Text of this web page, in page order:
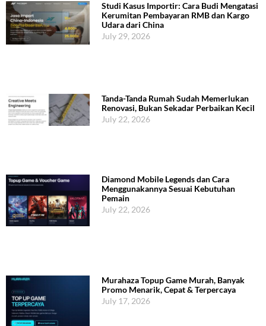
Studi Kasus Importir: Cara Budi Mengatasi
Kerumitan Pembayaran RMB dan Kargo
Udara dari China
July 29, 2026
Tanda-Tanda Rumah Sudah Memerlukan
Renovasi, Bukan Sekadar Perbaikan Kecil
July 22, 2026
Diamond Mobile Legends dan Cara
Menggunakannya Sesuai Kebutuhan
Pemain
July 22, 2026
Murahaza Topup Game Murah, Banyak
Promo Menarik, Cepat & Terpercaya
July 17, 2026